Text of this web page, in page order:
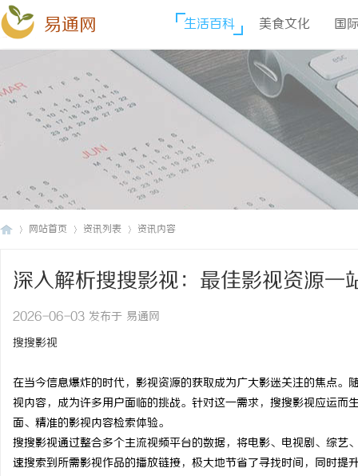
易通网 生活百科 美食文化 国
网站首页 资讯列表 资讯内容
深入解析搜搜影视：最佳影视资源一
2026-06-03 发布于 易通网
搜搜影视
在当今信息爆炸的时代，影视资源的获取成为广大影迷关注的焦点
视内容，成为许多用户面临的挑战。针对这一需求，搜搜影视应运
面、精准的影视内容检索体验。
搜搜影视通过整合多个主流视频平台的数据，将电影、电视剧、综
速搜索到所需影视作品的播放链接，极大地节省了寻找时间，同时提